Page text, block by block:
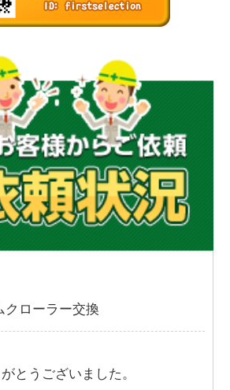
クローラー交換
とうございました。